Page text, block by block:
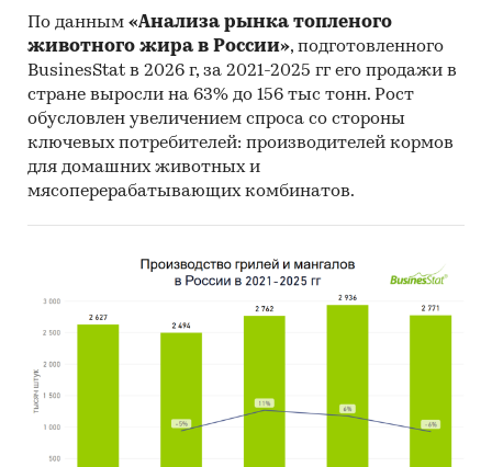
По данным «Анализа рынка топленого
животного жира в России», подготовленного
BusinesStat в 2026 г, за 2021-2025 гг его продажи в
стране выросли на 63% до 156 тыс тонн. Рост
обусловлен увеличением спроса со стороны
ключевых потребителей: производителей кормов
для домашних животных и
мясоперерабатывающих комбинатов.